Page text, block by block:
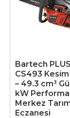
Bartech
CS493
– 49.3 cm³
kW
Merkez
Eczanesi